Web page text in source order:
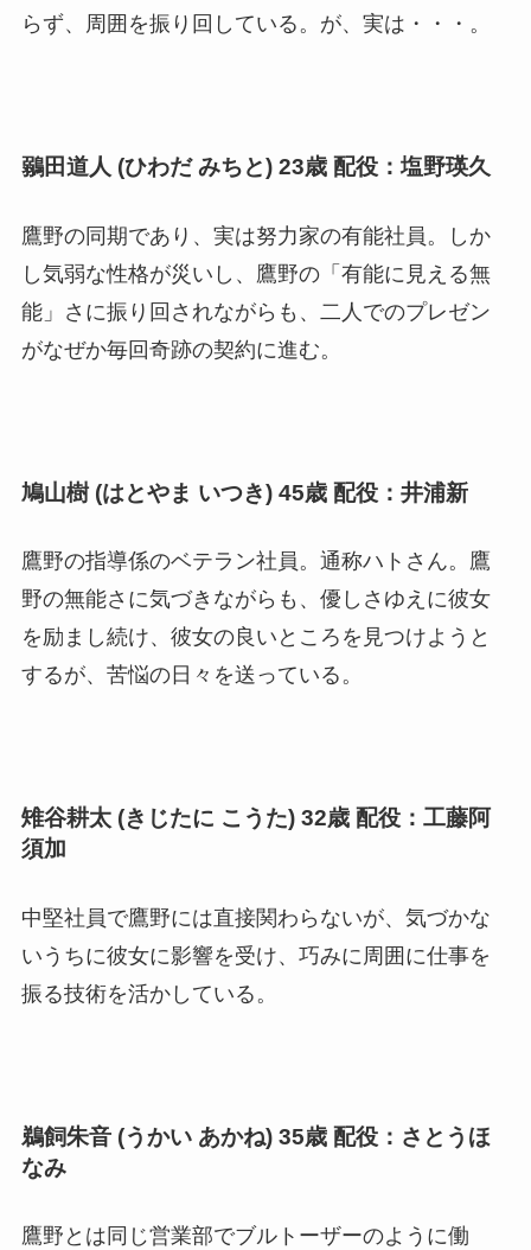
らず、周囲を振り回している。が、実は・・・。
鶸田道人 (ひわだ みちと) 23歳 配役：塩野瑛久
鷹野の同期であり、実は努力家の有能社員。しか
し気弱な性格が災いし、鷹野の「有能に見える無
能」さに振り回されながらも、二人でのプレゼン
がなぜか毎回奇跡の契約に進む。
鳩山樹 (はとやま いつき) 45歳 配役：井浦新
鷹野の指導係のベテラン社員。通称ハトさん。鷹
野の無能さに気づきながらも、優しさゆえに彼女
を励まし続け、彼女の良いところを見つけようと
するが、苦悩の日々を送っている。
雉谷耕太 (きじたに こうた) 32歳 配役：工藤阿
須加
中堅社員で鷹野には直接関わらないが、気づかな
いうちに彼女に影響を受け、巧みに周囲に仕事を
振る技術を活かしている。
鵜飼朱音 (うかい あかね) 35歳 配役：さとうほ
なみ
鷹野とは同じ営業部でブルトーザーのように働